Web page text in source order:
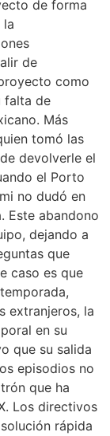
de forma
la
de
como
falta de
Más
tomó las
devolverle el
el Porto
no dudó en
Este abandono
dejando a
que
caso es que
extranjeros, la
en su
que su salida
episodios no
que ha
Los directivos
rápida